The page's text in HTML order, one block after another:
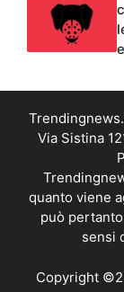
Via Sistina
quanto viene
può
sensi
Copyright